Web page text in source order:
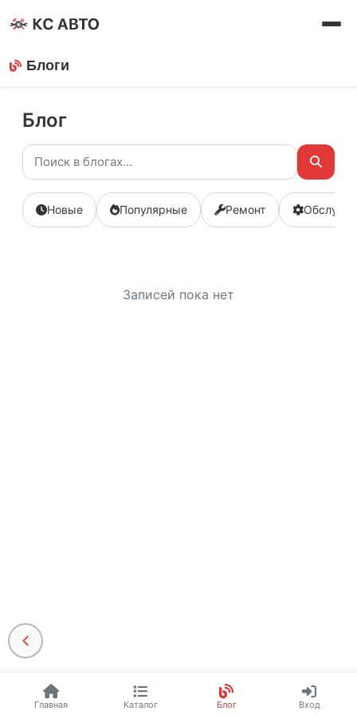
Блоги
Блог
Новые Популярные Ремонт
Записей пока нет
Главная Каталог Блог Вход